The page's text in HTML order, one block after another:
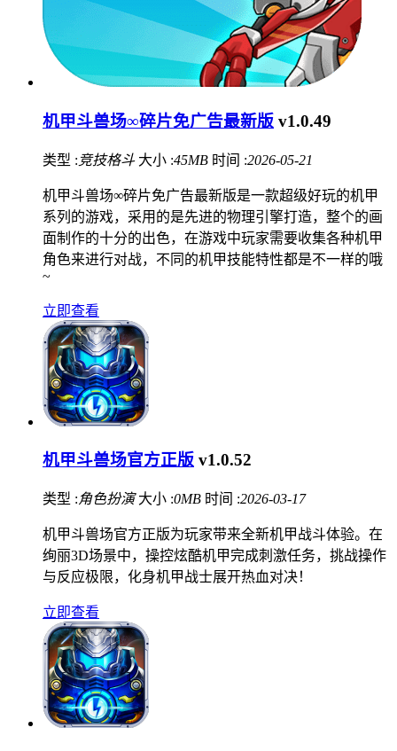
机甲斗兽场∞碎片免广告最新版 v1.0.49
类型 : 竞技格斗 大小 :45MB 时间 :2026-05-21
机甲斗兽场∞碎片免广告最新版是一款超级好玩的机甲
系列的游戏，采用的是先进的物理引擎打造，整个的画
面制作的十分的出色，在游戏中玩家需要收集各种机甲
角色来进行对战，不同的机甲技能特性都是不一样的哦
~
立即查看
机甲斗兽场官方正版 v1.0.52
类型 :角色扮演 大小 :0MB 时间 :2026-03-17
机甲斗兽场官方正版为玩家带来全新机甲战斗体验。在
绚丽3D场景中，操控炫酷机甲完成刺激任务，挑战操作
与反应极限，化身机甲战士展开热血对决！
立即查看